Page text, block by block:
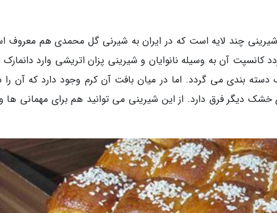
شیرینی چند لایه است که در ایران به شیرنی گل محمدی هم معروف
آن به وسیله نانوایان و شیرینی پزان اتریشی وارد
بندی می گردد. اما در میان بافت آن کرم وجود دارد که آن را
خشک دیگر فرق دارد. از این شیرینی می توانید هم برای مهمانی